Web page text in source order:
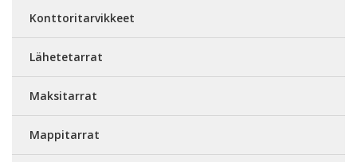
Konttoritarvikkeet
Lähetetarrat
Maksitarrat
Mappitarrat